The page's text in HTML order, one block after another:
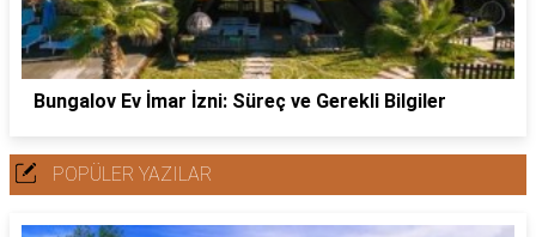
Bungalov Ev İmar İzni: Süreç ve Gerekli Bilgiler
POPÜLER YAZILAR